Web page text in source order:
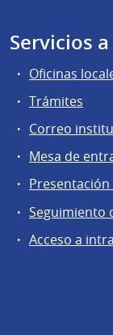
Servicios
Oficinas
Trámites
Correo
Mesa de
Seguimiento
Acceso a